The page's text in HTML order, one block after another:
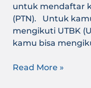
untuk mendaftar
(PTN). Untuk
mengikuti UTBK
kamu bisa
Read More »